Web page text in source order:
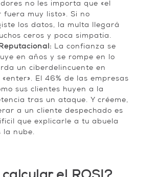
no les importa que «el
fuera muy listo». Si no
los datos, la multa llegará
ceros y poca simpatía.
La confianza se
en años y se rompe en lo
un ciberdelincuente en
«enter». El 46% de las empresas
sus clientes huyen a la
tras un ataque. Y créeme,
a un cliente despechado es
que explicarle a tu abuela
la nube.